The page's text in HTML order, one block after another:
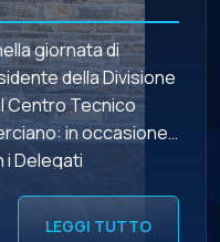
giornata di
della Divisione
Centro Tecnico
in occasione
i Delegati
di Viale Tiziano ha
dello sport italiano
LEGGI TUTTO